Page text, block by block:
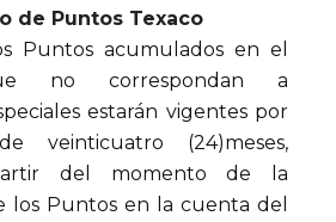
de Puntos Texaco
acumulados en el
no correspondan a
estarán vigentes por
veinticuatro (24)meses,
del momento de la
los Puntos en la cuenta del